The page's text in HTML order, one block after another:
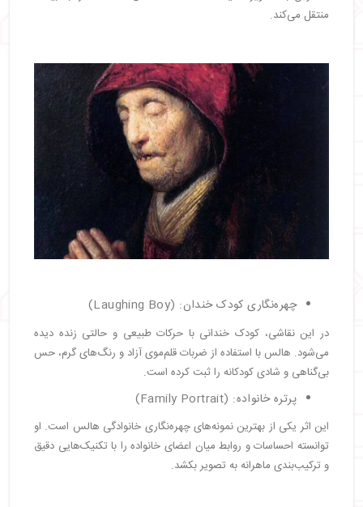
منتقل می‌کند.
چهره‌نگاری کودک خندان: (Laughing Boy)
در این نقاشی، کودک خندانی با حرکات طبیعی و حالتی زنده دیده
می‌شود. هالس با استفاده از ضربات قلم‌موی آزاد و رنگ‌های گرم، حس
بی‌گناهی و شادی کودکانه را ثبت کرده است.
پرتره خانواده: (Family Portrait)
این اثر یکی از بهترین نمونه‌های چهره‌نگاری خانوادگی هالس است. او
توانسته احساسات و روابط میان اعضای خانواده را با تکنیک‌هایی دقیق
و ترکیب‌بندی ماهرانه به تصویر بکشد.